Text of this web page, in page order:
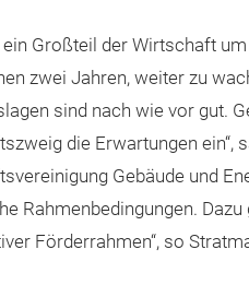
ein Großteil der Wirtschaft
zwei Jahren, weiter zu
sind nach wie vor gut.
die Erwartungen ein“,
Gebäude und
Rahmenbedingungen.
Förderrahmen“, so